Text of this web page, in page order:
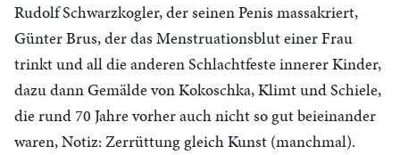
Rudolf Schwarzkogler, der seinen Penis massakriert,
Günter Brus, der das Menstruationsblut einer Frau
trinkt und all die anderen Schlachtfeste innerer Kinder,
dazu dann Gemälde von Kokoschka, Klimt und Schiele,
die rund 70 Jahre vorher auch nicht so gut beieinander
waren, Notiz: Zerrüttung gleich Kunst (manchmal).